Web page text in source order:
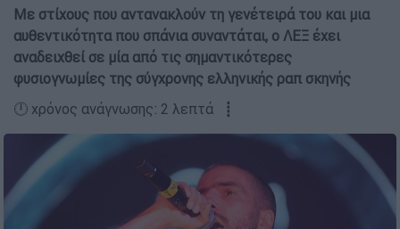
Με στίχους που αντανακλούν τη γενέτειρά του και μια
αυθεντικότητα που σπάνια συναντάται, ο ΛΕΞ έχει
αναδειχθεί σε μία από τις σημαντικότερες
φυσιογνωμίες της σύγχρονης ελληνικής ραπ σκηνής
🕛 χρόνος ανάγνωσης: 2 λεπτά ┋